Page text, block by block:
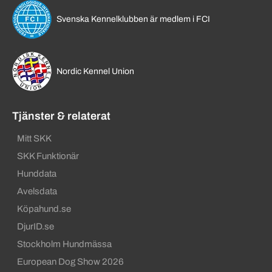
Svenska Kennelklubben är medlem i FCI
Nordic Kennel Union
Tjänster & relaterat
Mitt SKK
SKK Funktionär
Hunddata
Avelsdata
Köpahund.se
DjurID.se
Stockholm Hundmässa
European Dog Show 2026